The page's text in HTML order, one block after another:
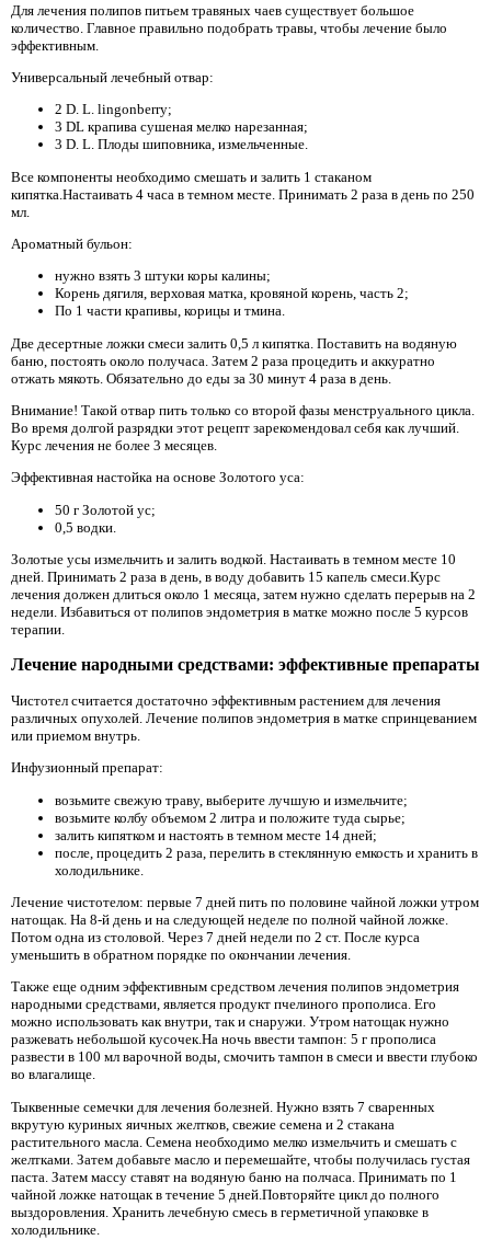
Для лечения полипов питьем травяных чаев существует большое
количество. Главное правильно подобрать травы, чтобы лечение было
эффективным.
Универсальный лечебный отвар:
2 D. L. lingonberry;
3 DL крапива сушеная мелко нарезанная;
3 D. L. Плоды шиповника, измельченные.
Все компоненты необходимо смешать и залить 1 стаканом
кипятка.Настаивать 4 часа в темном месте. Принимать 2 раза в день по 250
мл.
Ароматный бульон:
нужно взять 3 штуки коры калины;
Корень дягиля, верховая матка, кровяной корень, часть 2;
По 1 части крапивы, корицы и тмина.
Две десертные ложки смеси залить 0,5 л кипятка. Поставить на водяную
баню, постоять около получаса. Затем 2 раза процедить и аккуратно
отжать мякоть. Обязательно до еды за 30 минут 4 раза в день.
Внимание! Такой отвар пить только со второй фазы менструального цикла.
Во время долгой разрядки этот рецепт зарекомендовал себя как лучший.
Курс лечения не более 3 месяцев.
Эффективная настойка на основе Золотого уса:
50 г Золотой ус;
0,5 водки.
Золотые усы измельчить и залить водкой. Настаивать в темном месте 10
дней. Принимать 2 раза в день, в воду добавить 15 капель смеси.Курс
лечения должен длиться около 1 месяца, затем нужно сделать перерыв на 2
недели. Избавиться от полипов эндометрия в матке можно после 5 курсов
терапии.
Лечение народными средствами: эффективные препараты
Чистотел считается достаточно эффективным растением для лечения
различных опухолей. Лечение полипов эндометрия в матке спринцеванием
или приемом внутрь.
Инфузионный препарат:
возьмите свежую траву, выберите лучшую и измельчите;
возьмите колбу объемом 2 литра и положите туда сырье;
залить кипятком и настоять в темном месте 14 дней;
после, процедить 2 раза, перелить в стеклянную емкость и хранить в
холодильнике.
Лечение чистотелом: первые 7 дней пить по половине чайной ложки утром
натощак. На 8-й день и на следующей неделе по полной чайной ложке.
Потом одна из столовой. Через 7 дней недели по 2 ст. После курса
уменьшить в обратном порядке по окончании лечения.
Также еще одним эффективным средством лечения полипов эндометрия
народными средствами, является продукт пчелиного прополиса. Его
можно использовать как внутри, так и снаружи. Утром натощак нужно
разжевать небольшой кусочек.На ночь ввести тампон: 5 г прополиса
развести в 100 мл варочной воды, смочить тампон в смеси и ввести глубоко
во влагалище.
Тыквенные семечки для лечения болезней. Нужно взять 7 сваренных
вкрутую куриных яичных желтков, свежие семена и 2 стакана
растительного масла. Семена необходимо мелко измельчить и смешать с
желтками. Затем добавьте масло и перемешайте, чтобы получилась густая
паста. Затем массу ставят на водяную баню на полчаса. Принимать по 1
чайной ложке натощак в течение 5 дней.Повторяйте цикл до полного
выздоровления. Хранить лечебную смесь в герметичной упаковке в
холодильнике.